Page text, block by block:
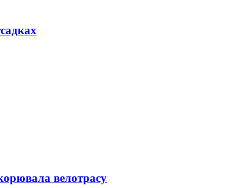
велотрасу